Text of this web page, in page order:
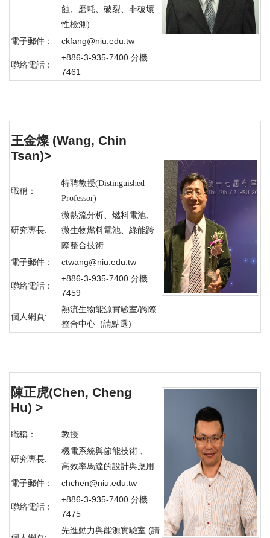
蝕、磨耗、破裂、非破壞
性檢測)
電子郵件： ckfang@niu.edu.tw
聯絡電話：
+886-3-935-7400 分機
7461
王金燦 (Wang, Chin
Tsan)>
職稱：
特聘教授(Distinguished
Professor)
研究專長:
微熱流分析、燃料電池、
微生物燃料電池、綠能跨
際整合技術
電子郵件： ctwang@niu.edu.tw
聯絡電話：
+886-3-935-7400 分機
7459
個人網頁:
熱流生物能源實驗室/跨際
整合中心 (請點選)
陳正虎(Chen, Cheng
Hu) >
職稱： 教授
研究專長:
機電系統與節能技術 、
高效率馬達的設計與應用
電子郵件： chchen@niu.edu.tw
聯絡電話：
+886-3-935-7400 分機
7475
先進動力與能源實驗室 (請